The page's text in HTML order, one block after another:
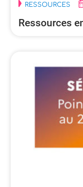
RESSOURCES
Ressources